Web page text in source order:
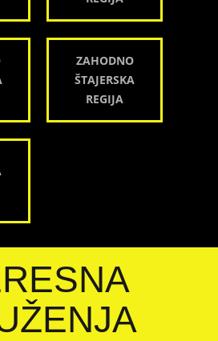
ZAHODNO
ŠTAJERSKA
REGIJA